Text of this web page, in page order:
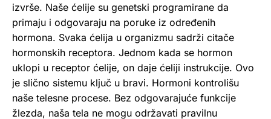
izvrše. Naše ćelije su genetski programirane da
primaju i odgovaraju na poruke iz određenih
hormona. Svaka ćelija u organizmu sadrži citače
hormonskih receptora. Jednom kada se hormon
uklopi u receptor ćelije, on daje ćeliji instrukcije. Ovo
je slično sistemu ključ u bravi. Hormoni kontrolišu
naše telesne procese. Bez odgovarajuće funkcije
žlezda, naša tela ne mogu održavati pravilnu